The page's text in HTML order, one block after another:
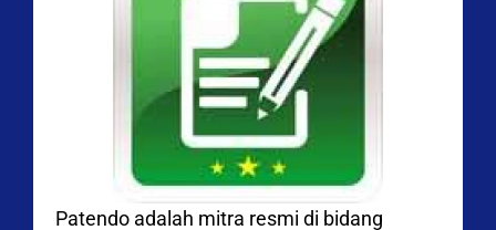
Patendo adalah mitra resmi di bidang